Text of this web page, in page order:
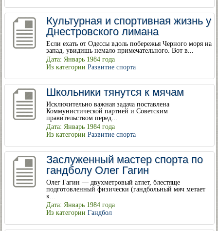
Культурная и спортивная жизнь у
Днестровского лимана
Если ехать от Одессы вдоль побережья Черного моря на
запад, увидишь немало примечательного. Вот в...
Дата: Январь 1984 года
Из категории Развитие спорта
Школьники тянутся к мячам
Исключительно важная задача поставлена
Коммунистической партией и Советским
правительством перед...
Дата: Январь 1984 года
Из категории Развитие спорта
Заслуженный мастер спорта по
гандболу Олег Гагин
Олег Гагин — двухметровый атлет, блестяще
подготовленный физически (гандбольный мяч метает
к...
Дата: Январь 1984 года
Из категории Гандбол